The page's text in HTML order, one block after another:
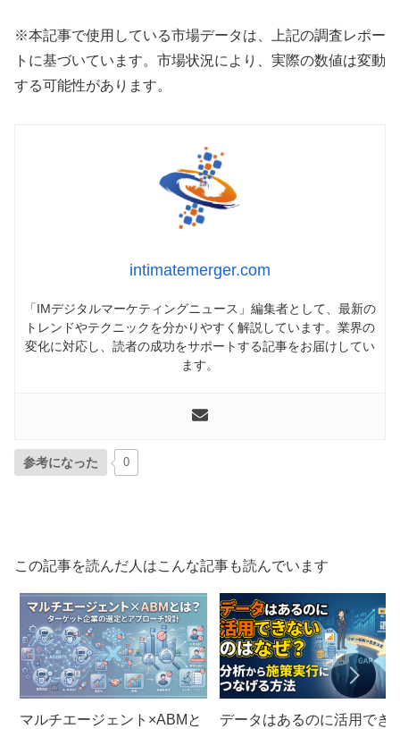
※本記事で使用している市場データは、上記の調査レポー
トに基づいています。市場状況により、実際の数値は変動
する可能性があります。
intimatemerger.com
「IMデジタルマーケティングニュース」編集者として、最新の
トレンドやテクニックを分かりやすく解説しています。業界の
変化に対応し、読者の成功をサポートする記事をお届けしてい
ます。
参考になった 0
この記事を読んだ人はこんな記事も読んでいます
マルチエージェント×ABMと
データはあるのに活用でき